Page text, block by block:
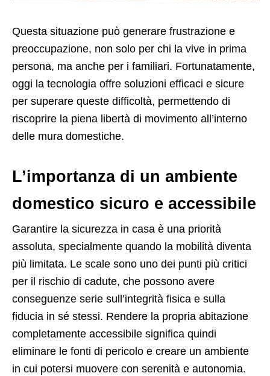
Questa situazione può generare frustrazione e
preoccupazione, non solo per chi la vive in prima
persona, ma anche per i familiari. Fortunatamente,
oggi la tecnologia offre soluzioni efficaci e sicure
per superare queste difficoltà, permettendo di
riscoprire la piena libertà di movimento all’interno
delle mura domestiche.
L’importanza di un ambiente
domestico sicuro e accessibile
Garantire la sicurezza in casa è una priorità
assoluta, specialmente quando la mobilità diventa
più limitata. Le scale sono uno dei punti più critici
per il rischio di cadute, che possono avere
conseguenze serie sull’integrità fisica e sulla
fiducia in sé stessi. Rendere la propria abitazione
completamente accessibile significa quindi
eliminare le fonti di pericolo e creare un ambiente
in cui potersi muovere con serenità e autonomia.